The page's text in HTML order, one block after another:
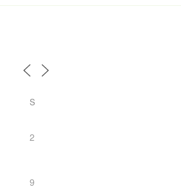
S
2
9